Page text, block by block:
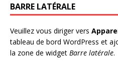
BARRE LATÉRALE
Veuillez vous diriger vers
tableau de bord WordPress et
la zone de widget Barre latérale.